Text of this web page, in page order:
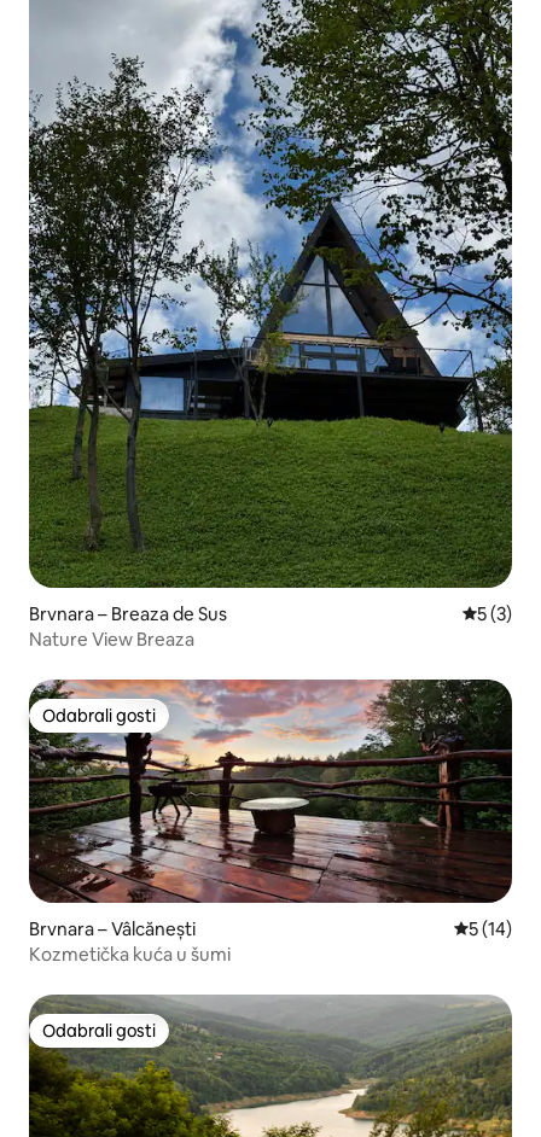
Brvnara – Breaza de Sus
5 (3)
Nature View Breaza
Odabrali gosti
Odabrali gosti
Brvnara – Vâlcănești Prosječna
5 (14)
Kozmetička kuća u šumi
Odabrali gosti
Odabrali gosti